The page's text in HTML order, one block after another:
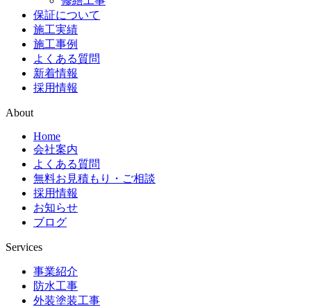
保証について
施工実績
施工事例
よくある質問
新着情報
採用情報
About
Home
会社案内
よくある質問
無料お見積もり・ご相談
採用情報
お知らせ
ブログ
Services
事業紹介
防水工事
外装塗装工事